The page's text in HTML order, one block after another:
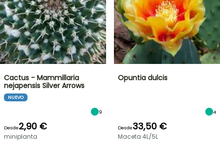
Cactus - Mammillaria
nejapensis Silver Arrows
NUEVO
9
Desde2,90 €
miniplanta
Opuntia dulcis
4
Desde33,50 €
Maceta 4L/5L